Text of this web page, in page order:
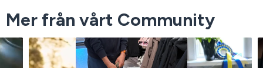
Mer från vårt Community